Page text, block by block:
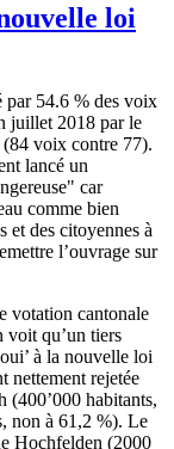
loi
par 54.6 % des voix
juillet 2018 par le
(84 voix contre 77).
lancé un
car
comme bien
et des citoyennes à
l’ouvrage sur
votation cantonale
voit qu’un tiers
à la nouvelle loi
nettement rejetée
(400’000 habitants,
non à 61,2 %). Le
Hochfelden (2000